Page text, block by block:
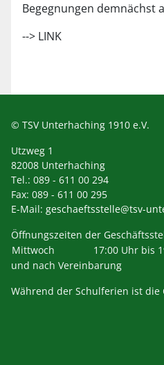
Begegnungen demnächst
--> LINK
© TSV Unterhaching 1910 e.V.
Utzweg 1
82008 Unterhaching
Tel.: 089 - 611 00 294
Fax: 089 - 611 00 295
E-Mail: geschaeftsstelle@tsv-
Öffnungszeiten der
Mittwoch
17:00 Uhr bis
und nach Vereinbarung
Während der Schulferien ist die